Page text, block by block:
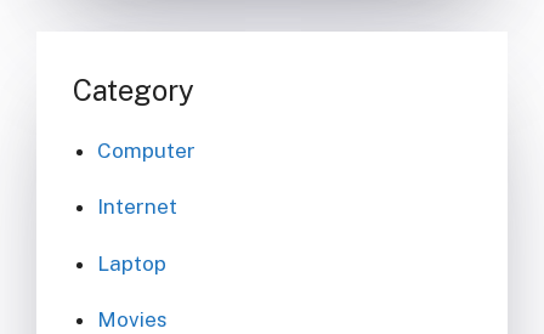
Category
Computer
Internet
Laptop
Movies